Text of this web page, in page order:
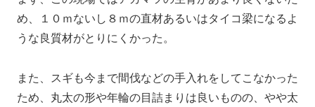
め、１０ｍないし８ｍの直材あるいはタイコ梁になるよ
うな良質材がとりにくかった。
また、スギも今まで間伐などの手入れをしてこなかった
ため、丸太の形や年輪の目詰まりは良いものの、やや太